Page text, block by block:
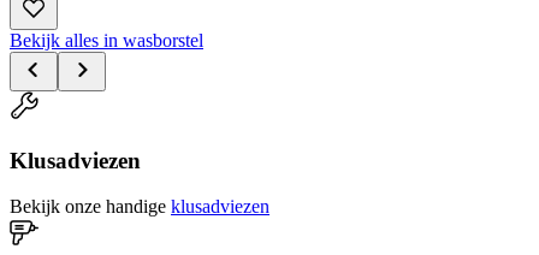
Bekijk alles in wasborstel
Klusadviezen
Bekijk onze handige klusadviezen